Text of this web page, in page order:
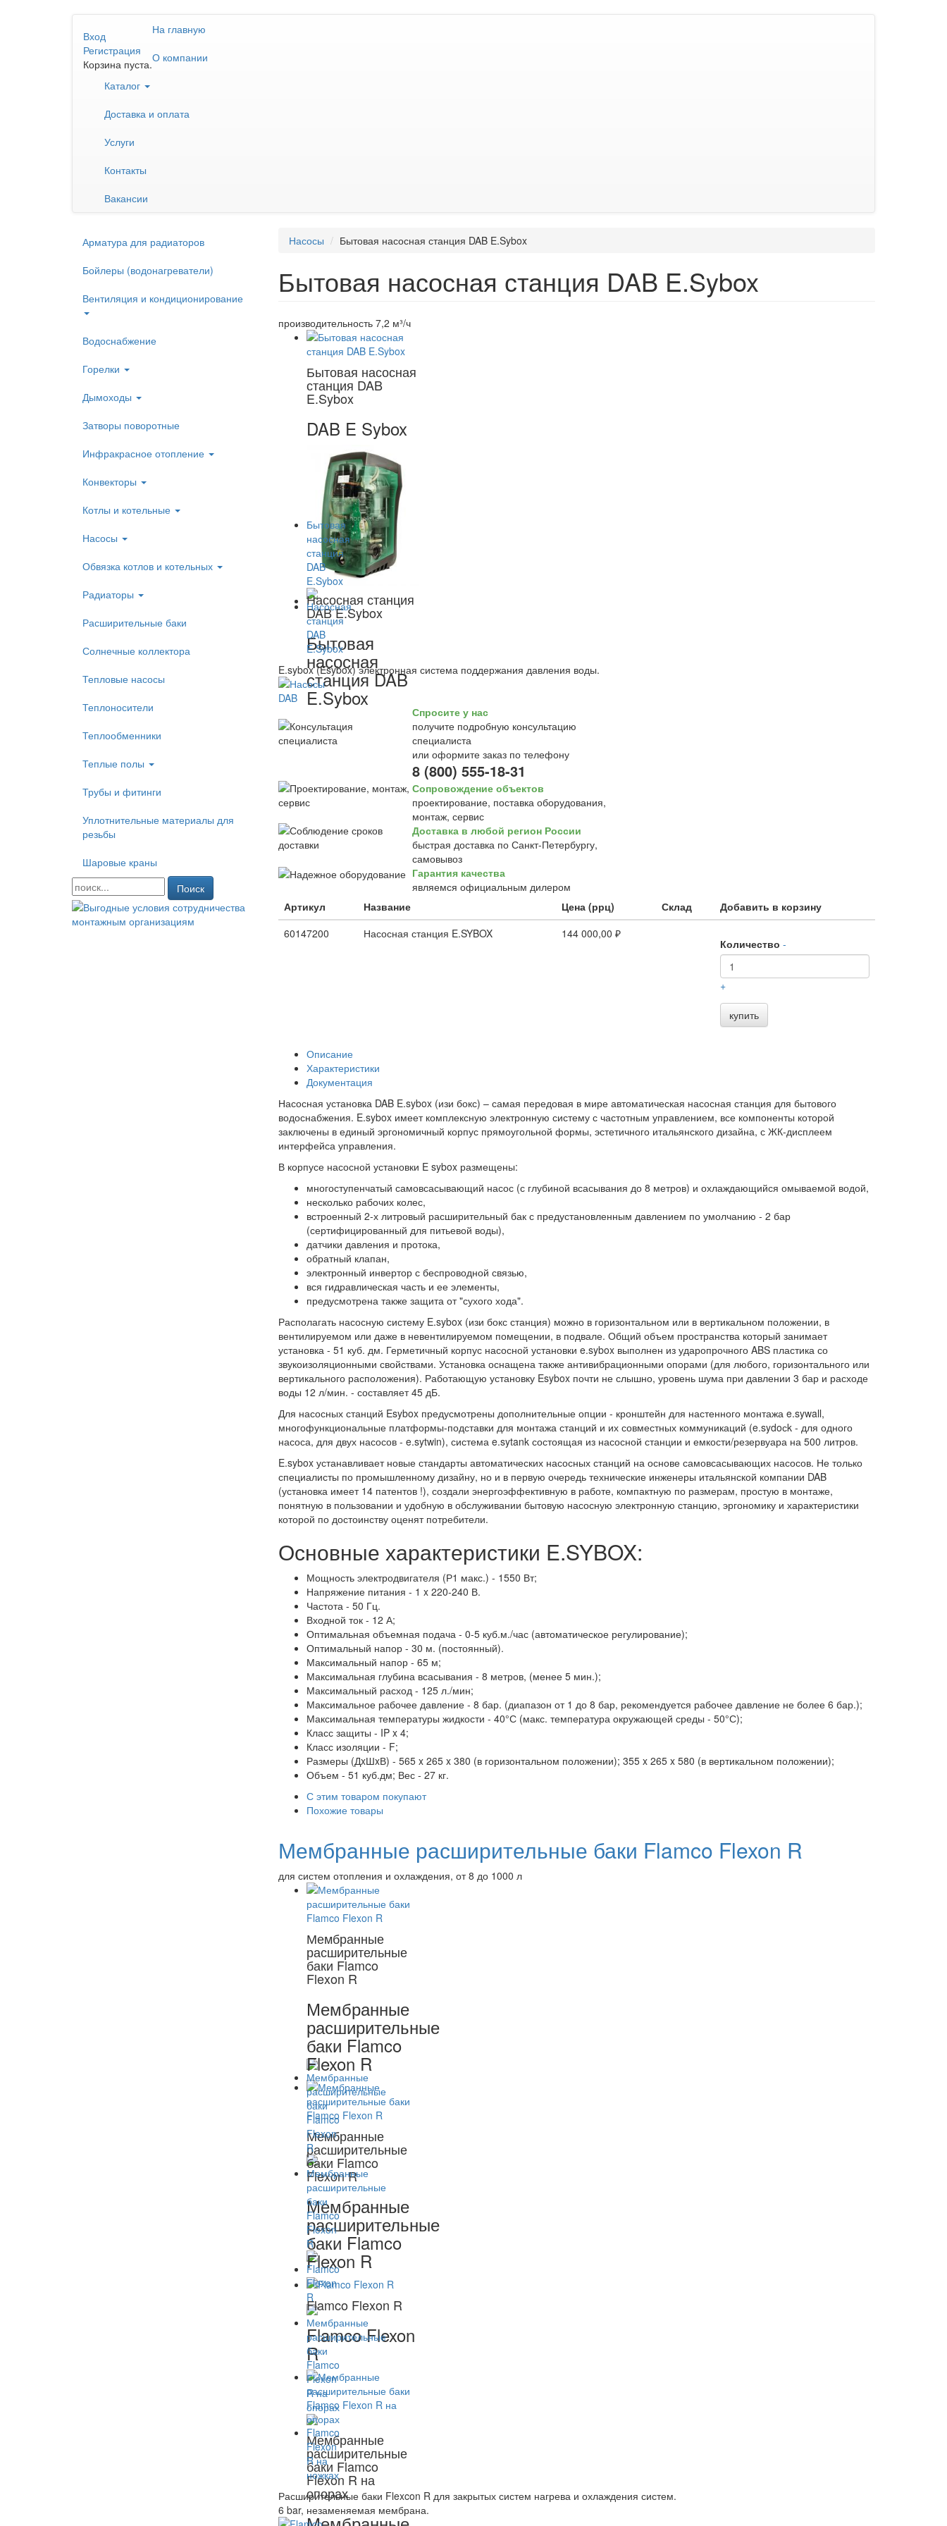
Вход
Регистрация
Корзина пуста.
На главную
О компании
Каталог
Доставка и оплата
Услуги
Контакты
Вакансии
Арматура для радиаторов
Бойлеры (водонагреватели)
Вентиляция и кондиционирование
Водоснабжение
Горелки
Дымоходы
Затворы поворотные
Инфракрасное отопление
Конвекторы
Котлы и котельные
Насосы
Обвязка котлов и котельных
Радиаторы
Расширительные баки
Солнечные коллектора
Тепловые насосы
Теплоносители
Теплообменники
Теплые полы
Трубы и фитинги
Уплотнительные материалы для
резьбы
Шаровые краны
Поиск
Насосы Бытовая насосная станция DAB E.Sybox
Бытовая насосная станция DAB E.Sybox
производительность 7,2 м³/ч
Бытовая насосная
станция DAB
E.Sybox
DAB E Sybox
Насосная станция
DAB E.Sybox
Бытовая
насосная
станция DAB
E.Sybox
E.sybox (Esybox) электронная система поддержания давления воды.
Спросите у нас
получите подробную консультацию
специалиста
или оформите заказ по телефону
8 (800) 555-18-31
Сопровождение объектов
проектирование, поставка оборудования,
монтаж, сервис
Доставка в любой регион России
быстрая доставка по Санкт-Петербургу,
самовывоз
Гарантия качества
являемся официальным дилером
Артикул
Название Цена (ррц) Склад
Добавить в корзину
60147200
Насосная станция E.SYBOX 144 000,00 ₽
Количество -
+
купить
Описание
Характеристики
Документация
Насосная установка DAB E.sybox (изи бокс) – самая передовая в мире автоматическая насосная станция для бытового
водоснабжения. E.sybox имеет комплексную электронную систему с частотным управлением, все компоненты которой
заключены в единый эргономичный корпус прямоугольной формы, эстетичного итальянского дизайна, с ЖК-дисплеем
интерфейса управления.
В корпусе насосной установки E sybox размещены:
многоступенчатый самовсасывающий насос (с глубиной всасывания до 8 метров) и охлаждающийся омываемой водой,
несколько рабочих колес,
встроенный 2-х литровый расширительный бак с предустановленным давлением по умолчанию - 2 бар
(сертифицированный для питьевой воды),
датчики давления и протока,
обратный клапан,
электронный инвертор с беспроводной связью,
вся гидравлическая часть и ее элементы,
предусмотрена также защита от "сухого хода".
Располагать насосную систему E.sybox (изи бокс станция) можно в горизонтальном или в вертикальном положении, в
вентилируемом или даже в невентилируемом помещении, в подвале. Общий объем пространства который занимает
установка - 51 куб. дм. Герметичный корпус насосной установки e.sybox выполнен из ударопрочного ABS пластика со
звукоизоляционными свойствами. Установка оснащена также антивибрационными опорами (для любого, горизонтального или
вертикального расположения). Работающую установку Esybox почти не слышно, уровень шума при давлении 3 бар и расходе
воды 12 л/мин. - составляет 45 дБ.
Для насосных станций Esybox предусмотрены дополнительные опции - кронштейн для настенного монтажа e.sywall,
многофункциональные платформы-подставки для монтажа станций и их совместных коммуникаций (e.sydoсk - для одного
насоса, для двух насосов - e.sytwin), система e.sytank состоящая из насосной станции и емкости/резервуара на 500 литров.
E.sybox устанавливает новые стандарты автоматических насосных станций на основе самовсасывающих насосов. Не только
специалисты по промышленному дизайну, но и в первую очередь технические инженеры итальянской компании DAB
(установка имеет 14 патентов !), создали энергоэффективную в работе, компактную по размерам, простую в монтаже,
понятную в пользовании и удобную в обслуживании бытовую насосную электронную станцию, эргономику и характеристики
которой по достоинству оценят потребители.
Основные характеристики E.SYBOX:
Мощность электродвигателя (Р1 макс.) - 1550 Вт;
Напряжение питания - 1 x 220-240 В.
Частота - 50 Гц.
Входной ток - 12 А;
Оптимальная объемная подача - 0-5 куб.м./час (автоматическое регулирование);
Оптимальный напор - 30 м. (постоянный).
Максимальный напор - 65 м;
Максимальная глубина всасывания - 8 метров, (менее 5 мин.);
Максимальный расход - 125 л./мин;
Максимальное рабочее давление - 8 бар. (диапазон от 1 до 8 бар, рекомендуется рабочее давление не более 6 бар.);
Максимальная температуры жидкости - 40°С (макс. температура окружающей среды - 50°С);
Класс защиты - IP x 4;
Класс изоляции - F;
Размеры (ДxШxВ) - 565 x 265 x 380 (в горизонтальном положении); 355 x 265 x 580 (в вертикальном положении);
Объем - 51 куб.дм; Вес - 27 кг.
С этим товаром покупают
Похожие товары
Мембранные расширительные баки Flamco Flexon R
для систем отопления и охлаждения, от 8 до 1000 л
Мембранные
расширительные
баки Flamco
Flexon R
Мембранные
расширительные
баки Flamco
Flexon R
Мембранные
расширительные
баки Flamco
Flexon R
Мембранные
расширительные
баки Flamco
Flexon R
Flamco Flexon R
Flamco Flexon
R
Мембранные
расширительные
баки Flamco
Flexon R на
опорах
Расширительные баки Flexcon R для закрытых систем нагрева и охлаждения систем.
6 bar, незаменяемая мембрана.